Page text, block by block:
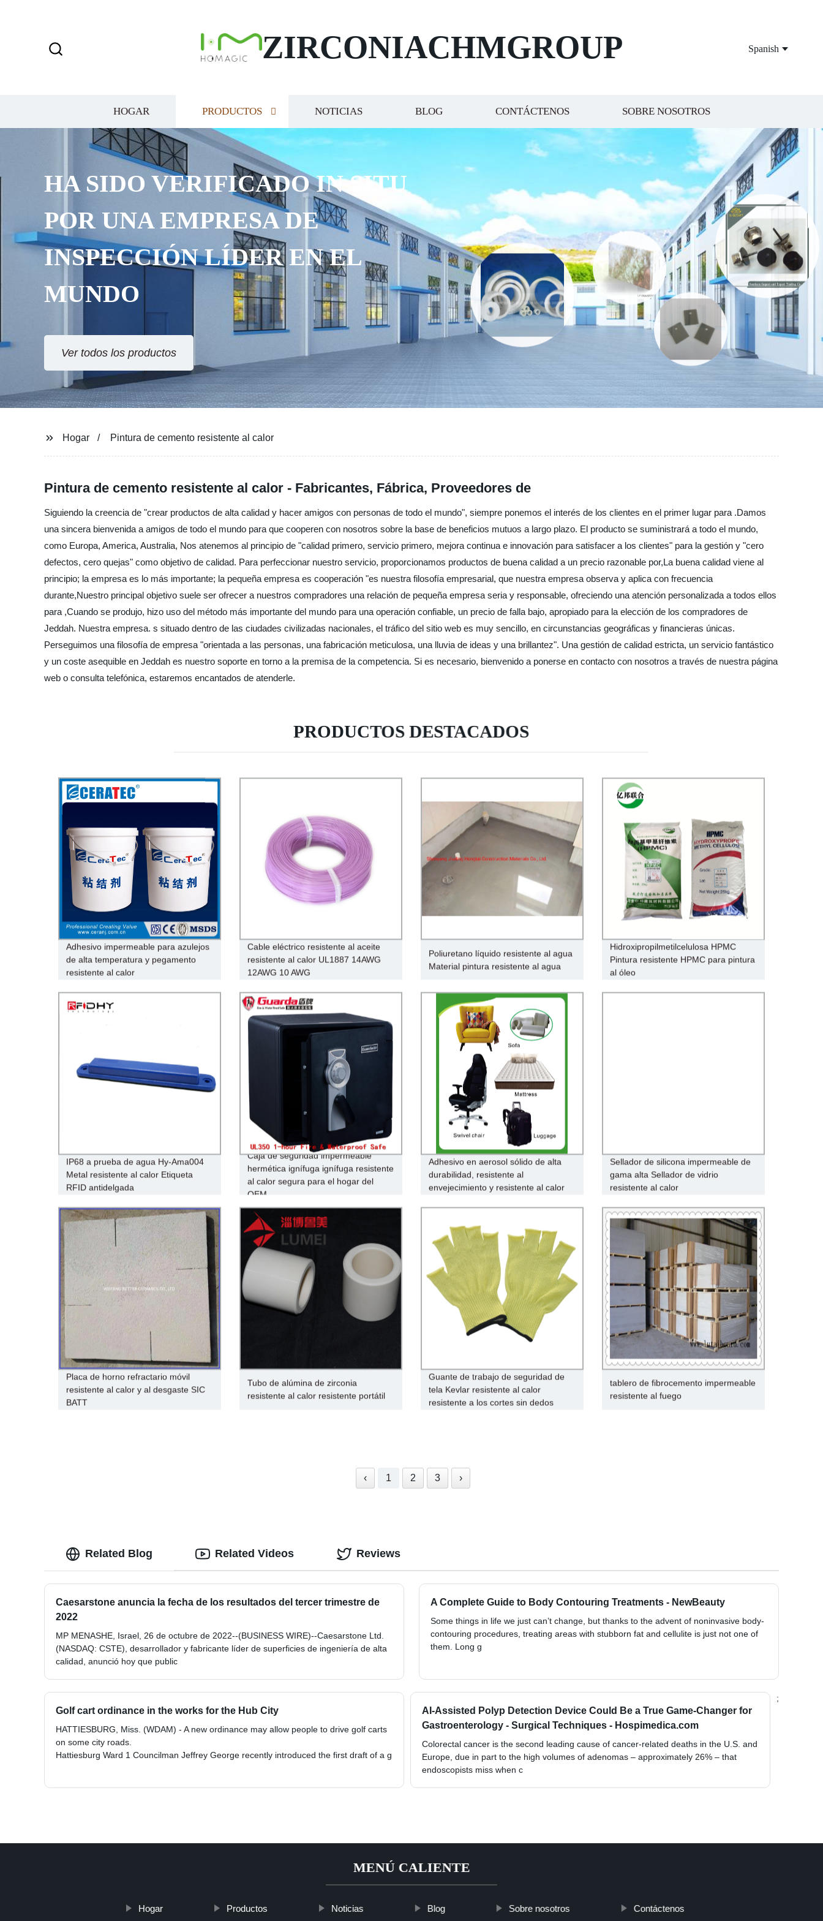
ZIRCONIACHMGROUP Spanish
HOGAR PRODUCTOS NOTICIAS BLOG CONTÁCTENOS SOBRE NOSOTROS
HA SIDO VERIFICADO IN SITU
POR UNA EMPRESA DE
INSPECCIÓN LÍDER EN EL
MUNDO
Ver todos los productos
Hogar Pintura de cemento resistente al calor
Pintura de cemento resistente al calor - Fabricantes, Fábrica, Proveedores de
Siguiendo la creencia de "crear productos de alta calidad y hacer amigos con personas de todo el mundo", siempre ponemos el interés de los clientes en el primer lugar para .Damos
una sincera bienvenida a amigos de todo el mundo para que cooperen con nosotros sobre la base de beneficios mutuos a largo plazo. El producto se suministrará a todo el mundo,
como Europa, America, Australia, Nos atenemos al principio de "calidad primero, servicio primero, mejora continua e innovación para satisfacer a los clientes" para la gestión y "cero
defectos, cero quejas" como objetivo de calidad. Para perfeccionar nuestro servicio, proporcionamos productos de buena calidad a un precio razonable por,La buena calidad viene al
principio; la empresa es lo más importante; la pequeña empresa es cooperación "es nuestra filosofía empresarial, que nuestra empresa observa y aplica con frecuencia
durante,Nuestro principal objetivo suele ser ofrecer a nuestros compradores una relación de pequeña empresa seria y responsable, ofreciendo una atención personalizada a todos ellos
para ,Cuando se produjo, hizo uso del método más importante del mundo para una operación confiable, un precio de falla bajo, apropiado para la elección de los compradores de
Jeddah. Nuestra empresa. s situado dentro de las ciudades civilizadas nacionales, el tráfico del sitio web es muy sencillo, en circunstancias geográficas y financieras únicas.
Perseguimos una filosofía de empresa "orientada a las personas, una fabricación meticulosa, una lluvia de ideas y una brillantez". Una gestión de calidad estricta, un servicio fantástico
y un coste asequible en Jeddah es nuestro soporte en torno a la premisa de la competencia. Si es necesario, bienvenido a ponerse en contacto con nosotros a través de nuestra página
web o consulta telefónica, estaremos encantados de atenderle.
PRODUCTOS DESTACADOS
Adhesivo impermeable para azulejos
de alta temperatura y pegamento
resistente al calor
Cable eléctrico resistente al aceite
resistente al calor UL1887 14AWG
12AWG 10 AWG
Poliuretano líquido resistente al agua
Material pintura resistente al agua
Hidroxipropilmetilcelulosa HPMC
Pintura resistente HPMC para pintura
al óleo
IP68 a prueba de agua Hy-Ama004
Metal resistente al calor Etiqueta
RFID antidelgada
Caja de seguridad impermeable
hermética ignífuga ignífuga resistente
al calor segura para el hogar del
OEM
Adhesivo en aerosol sólido de alta
durabilidad, resistente al
envejecimiento y resistente al calor
Sellador de silicona impermeable de
gama alta Sellador de vidrio
resistente al calor
Placa de horno refractario móvil
resistente al calor y al desgaste SIC
BATT
Tubo de alúmina de zirconia
resistente al calor resistente portátil
Guante de trabajo de seguridad de
tela Kevlar resistente al calor
resistente a los cortes sin dedos
tablero de fibrocemento impermeable
resistente al fuego
‹ 1 2 3 ›
Related Blog
Caesarstone anuncia la fecha de los resultados del tercer trimestre de
2022
MP MENASHE, Israel, 26 de octubre de 2022--(BUSINESS WIRE)--Caesarstone Ltd.
(NASDAQ: CSTE), desarrollador y fabricante líder de superficies de ingeniería de alta
calidad, anunció hoy que public
A Complete Guide to Body Contouring Treatments - NewBeauty
Some things in life we just can’t change, but thanks to the advent of noninvasive body-
contouring procedures, treating areas with stubborn fat and cellulite is just not one of
them. Long g
Golf cart ordinance in the works for the Hub City
HATTIESBURG, Miss. (WDAM) - A new ordinance may allow people to drive golf carts
on some city roads.
Hattiesburg Ward 1 Councilman Jeffrey George recently introduced the first draft of a g
AI-Assisted Polyp Detection Device Could Be a True Game-Changer for
Gastroenterology - Surgical Techniques - Hospimedica.com
Colorectal cancer is the second leading cause of cancer-related deaths in the U.S. and
Europe, due in part to the high volumes of adenomas – approximately 26% – that
endoscopists miss when c
;
Related Videos Reviews
MENÚ CALIENTE
Hogar Productos Noticias Blog Sobre nosotros Contáctenos